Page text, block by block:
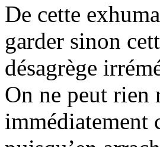
De cette
garder sinon
désagrège
On ne peut rien
immédiatement